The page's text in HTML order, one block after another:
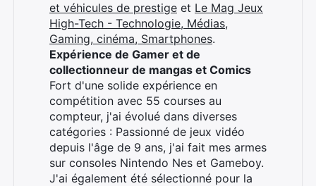
et véhicules de prestige et Le Mag Jeux
High-Tech - Technologie, Médias,
Gaming, cinéma, Smartphones.
Expérience de Gamer et de
collectionneur de mangas et Comics
Fort d'une solide expérience en
compétition avec 55 courses au
compteur, j'ai évolué dans diverses
catégories : Passionné de jeux vidéo
depuis l'âge de 9 ans, j'ai fait mes armes
sur consoles Nintendo Nes et Gameboy.
J'ai également été sélectionné pour la